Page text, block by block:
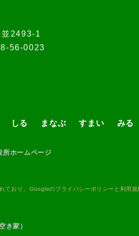
2493-1
56-0023
しる まなぶ すまい みる
所ホームページ
ており、Googleのプライバシーポリシー と 利用規
き家）